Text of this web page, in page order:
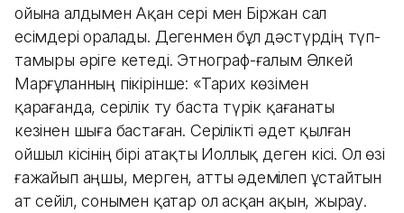
ойына алдымен Ақан сері мен Біржан сал
есімдері оралады. Дегенмен бұл дәстүрдің түп-
тамыры әріге кетеді. Этнограф-ғалым Әлкей
Марғұланның пікірінше: «Тарих көзімен
қарағанда, серілік ту баста түрік қағанаты
кезінен шыға баста­ған. Серілікті әдет қылған
ойшыл кісінің бірі атақты Иоллық деген кісі. Ол өзі
ғажайып аңшы, мерген, атты әдемілеп ұстайтын
ат сейіл, сонымен қатар ол асқан ақын, жырау.